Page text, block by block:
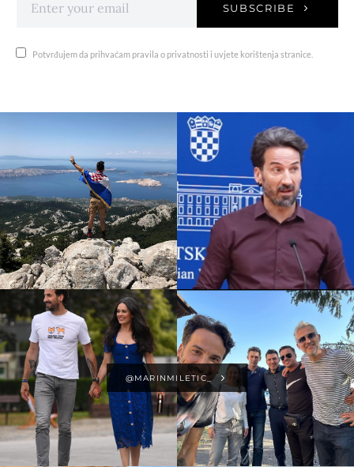
SUBSCRIBE
Potvrđujem da prihvaćam pravila o privatnosti i uvjete korištenja stranice.
@MARINMILETIC_